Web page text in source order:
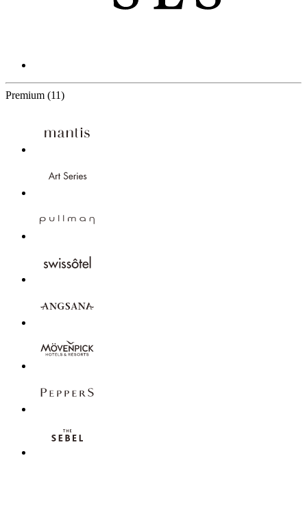
Premium 11 Partners
(11)